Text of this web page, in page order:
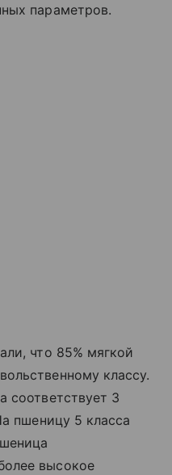
параметров.
что 85% мягкой
классу.
соответствует 3
пшеницу 5 класса
высокое